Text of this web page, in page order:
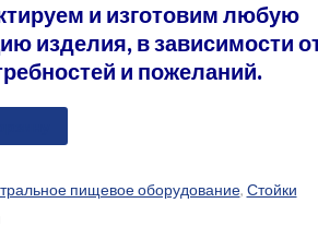
и изготовим любую
изделия, в зависимости
и пожеланий.
пищевое оборудование, Стойки